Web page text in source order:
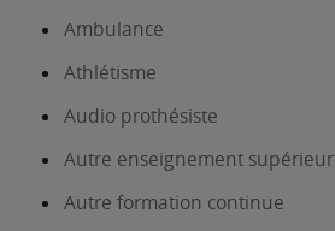
Ambulance
Athlétisme
Audio prothésiste
Autre enseignement supérieur
Autre formation continue